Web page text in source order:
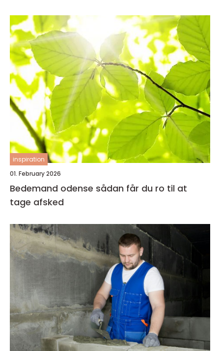
inspiration
01. February 2026
Bedemand odense sådan får du ro til at
tage afsked